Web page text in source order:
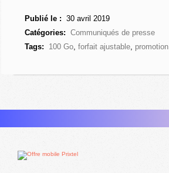
Publié le : 30 avril 2019
Catégories:
Communiqués de presse
Tags:
100 Go,forfait ajustable, promotion